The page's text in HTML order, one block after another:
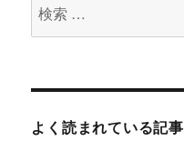
よく読まれている記事